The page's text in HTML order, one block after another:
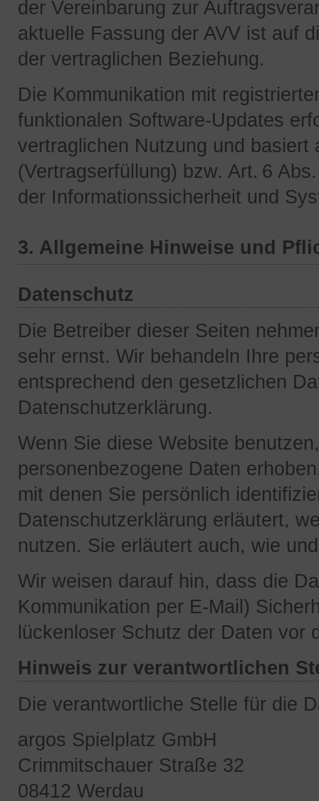
der Vereinbarung zur
aktuelle Fassung der AVV ist auf
der vertraglichen Beziehung.
Die Kommunikation mit
funktionalen Software-Updates
vertraglichen Nutzung und basiert
(Vertragserfüllung) bzw. Art. 6
der Informationssicherheit und
3. Allgemeine Hinweise und
Datenschutz
Die Betreiber dieser Seiten
sehr ernst. Wir behandeln Ihre
entsprechend den gesetzlichen
Datenschutzerklärung.
Wenn Sie diese Website
personenbezogene Daten
mit denen Sie persönlich
Datenschutzerklärung erläutert,
nutzen. Sie erläutert auch, wie
Wir weisen darauf hin, dass die
Kommunikation per E-Mail)
lückenloser Schutz der Daten
Hinweis zur verantwortlichen
Die verantwortliche Stelle für die
argos Spielplatz GmbH
Crimmitschauer Straße 32
08412 Werdau